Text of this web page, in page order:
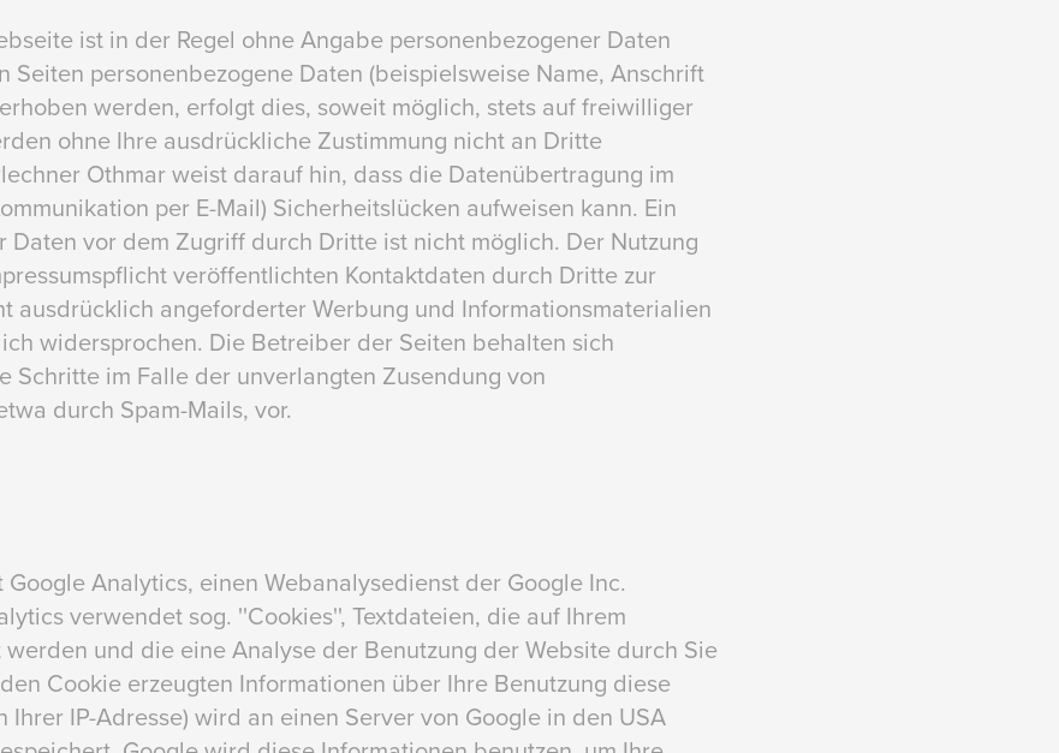
ist in der Regel ohne Angabe personenbezogener Daten
Seiten personenbezogene Daten (beispielsweise Name, Anschrift
werden, erfolgt dies, soweit möglich, stets auf freiwilliger
ohne Ihre ausdrückliche Zustimmung nicht an Dritte
Othmar weist darauf hin, dass die Datenübertragung im
per E-Mail) Sicherheitslücken aufweisen kann. Ein
Daten vor dem Zugriff durch Dritte ist nicht möglich. Der Nutzung
veröffentlichten Kontaktdaten durch Dritte zur
ausdrücklich angeforderter Werbung und Informationsmaterialien
widersprochen. Die Betreiber der Seiten behalten sich
Schritte im Falle der unverlangten Zusendung von
durch Spam-Mails, vor.
Analytics, einen Webanalysedienst der Google Inc.
verwendet sog. ''Cookies'', Textdateien, die auf Ihrem
und die eine Analyse der Benutzung der Website durch Sie
Cookie erzeugten Informationen über Ihre Benutzung diese
Ihrer IP-Adresse) wird an einen Server von Google in den USA